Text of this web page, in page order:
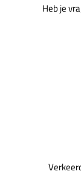
Heb je